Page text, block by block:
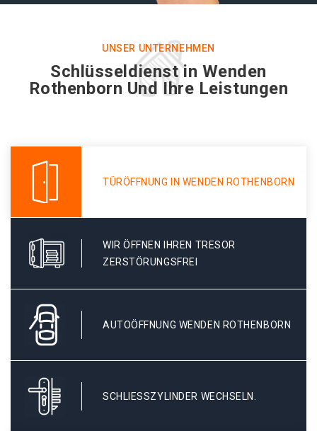
UNSER UNTERNEHMEN
Schlüsseldienst in Wenden
Rothenborn Und Ihre Leistungen
TÜRÖFFNUNG IN WENDEN ROTHENBORN
WIR ÖFFNEN IHREN TRESOR
ZERSTÖRUNGSFREI
AUTOÖFFNUNG WENDEN ROTHENBORN
SCHLIESSZYLINDER WECHSELN.